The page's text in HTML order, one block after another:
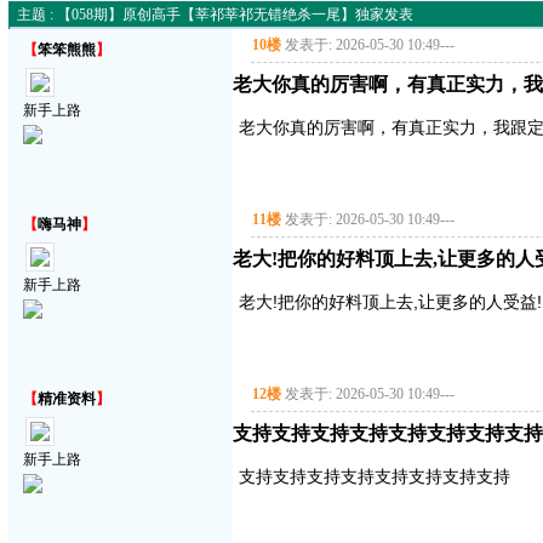
主题 : 【058期】原创高手【莘祁莘祁无错绝杀一尾】独家发表
【笨笨熊熊】
新手上路
10楼 发表于: 2026-05-30 10:49---
老大你真的厉害啊，有真正实力，
老大你真的厉害啊，有真正实力，我跟
【嗨马神】
新手上路
11楼 发表于: 2026-05-30 10:49---
老大!把你的好料顶上去,让更多的人
老大!把你的好料顶上去,让更多的人受益
【精准资料】
新手上路
12楼 发表于: 2026-05-30 10:49---
支持支持支持支持支持支持支持支持
支持支持支持支持支持支持支持支持